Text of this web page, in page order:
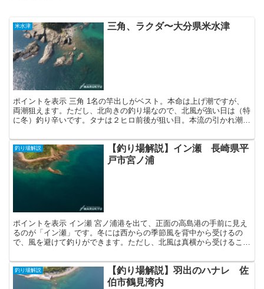
米水津 三角、ラクダ〜大分県米水津
ポイントを表示 三角 1名の竿出しがベスト。本命は上げ潮ですが、
両潮狙えます。ただし、北向きの釣り場なので、北風が強い日は（特
に冬）釣り辛いです。タナは２ヒロ前後が狙い目。本流の引かれ潮や
釣り場解説
【釣り場解説】イン瀬 長崎県平
戸市宮ノ浦
ポイントを表示 イン瀬 宮ノ浦港を出て、正面の高島港の手前に見え
るのが「イン瀬」です。冬には西からの季節風を背中から受けるの
で、風を避けて釣りができます。ただし、北風は真横から受けること
釣り場解説
【釣り場解説】羽出のハナレ 佐
伯市鶴見湾内